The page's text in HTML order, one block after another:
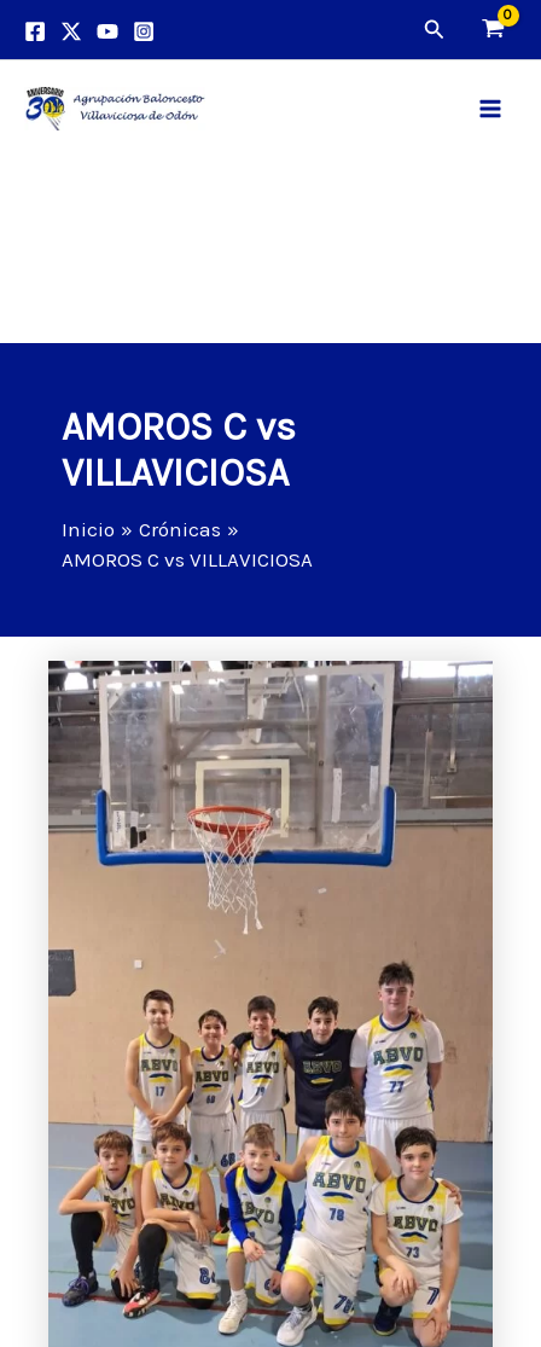
Buscar
AMOROS C vs
VILLAVICIOSA
Inicio
Crónicas
AMOROS C vs VILLAVICIOSA